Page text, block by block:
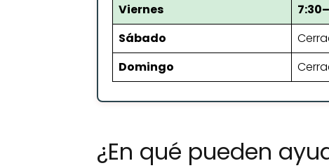
Viernes
Sábado
Domingo
¿En qué pueden